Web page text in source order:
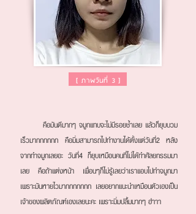
[ภาพวันที่ 3 ]
คือมันดีมากๆ จมูกแทบจะไม่มีรอยช้ำเลย แล้วก็ยุบบวม
เร็วมากกกกกก คือมิ่มสามารถไปทำงานได้ตั้งแต่วันที่2 หลัง
จากทำจมูกเลยอะ วันที่4 ก็ยุบเหมือนคนที่ไม่ได้ทำศัลยกรรมมา
เลย คือถ้าแต่งหน้า เพื่อนๆก็ไม่รู้เลยว่าเราแอบไปทำจมูกมา
เพราะมันหายไวมากกกกกกก เลยอยากแนะนำเหมือนตัวเองเป็น
เจ้าของผลิตภัณฑ์เองเลยนะคะ เพราะมิ่มปลื้มมากๆ ฮ่าาา